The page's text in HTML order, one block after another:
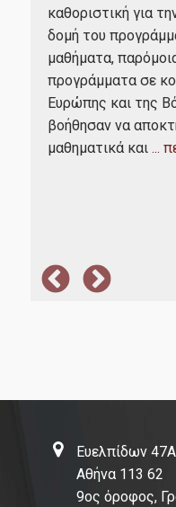
καθοριστική για
δομή του
μαθήματα,
προγράμματα σε
Ευρώπης και της
βοήθησαν να
μαθηματικά και ...
Ευελπίδων
Αθήνα 113 62
9ος όροφος,